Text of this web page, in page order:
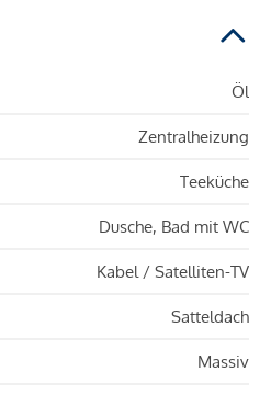
Öl
Zentralheizung
Teeküche
Dusche, Bad mit WC
Kabel / Satelliten-TV
Satteldach
Massiv